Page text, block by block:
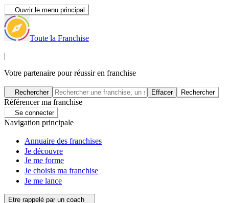
Ouvrir le menu principal
Toute la Franchise
|
Votre partenaire pour réussir en franchise
Rechercher Effacer Rechercher
Référencer ma franchise
Se connecter
Navigation principale
Annuaire des franchises
Je découvre
Je me forme
Je choisis ma franchise
Je me lance
Etre rappelé par un coach